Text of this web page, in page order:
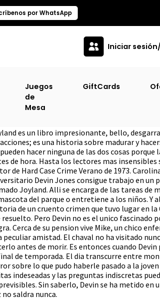
por WhatsApp
Iniciar
Juegos
de
Mesa
GiftCards
(Bolsillo)
es un libro impresionante, bello,
es una historia sobre madurar y
hacer ninguna de las dos cosas
de hora. Hasta los lectores mas insensibles
de Hard Case Crime Verano de 1973.
Devin Jones consigue trabajo en un
Joyland. Alli se encarga de las tareas de
del parque o entretiene a los niños. Y
de un cruento crimen que tuvo lugar en la
resuelto. Pero Devin no es el unico fascinado
Cerca de su pension vive Mike, un chico
peculiar amistad. El chaval no ha visitado
antes de morir. Es entonces cuando
de temporada. El dia transcurre entre
sobre lo que pudo haberle pasado a la
indeseadas y las preguntas indiscretas
Sin saberlo, Devin se ha metido en
no saldra nunca.